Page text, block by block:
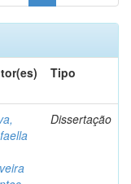
Tipo
Dissertação